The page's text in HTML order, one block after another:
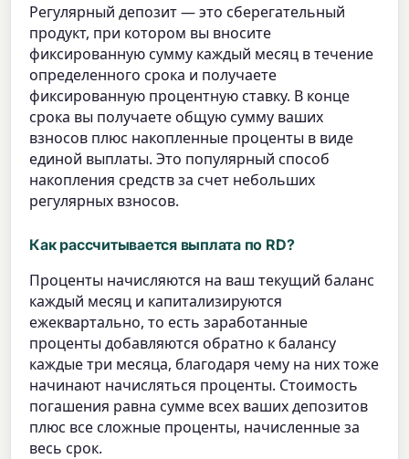
Регулярный депозит — это сберегательный
продукт, при котором вы вносите
фиксированную сумму каждый месяц в течение
определенного срока и получаете
фиксированную процентную ставку. В конце
срока вы получаете общую сумму ваших
взносов плюс накопленные проценты в виде
единой выплаты. Это популярный способ
накопления средств за счет небольших
регулярных взносов.
Как рассчитывается выплата по RD?
Проценты начисляются на ваш текущий баланс
каждый месяц и капитализируются
ежеквартально, то есть заработанные
проценты добавляются обратно к балансу
каждые три месяца, благодаря чему на них тоже
начинают начисляться проценты. Стоимость
погашения равна сумме всех ваших депозитов
плюс все сложные проценты, начисленные за
весь срок.